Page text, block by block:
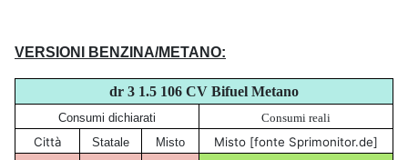
VERSIONI BENZINA/METANO:
dr 3 1.5 106 CV Bifuel Metano
Consumi dichiarati Consumi reali
Città Statale Misto Misto [fonte Sprimonitor.de]